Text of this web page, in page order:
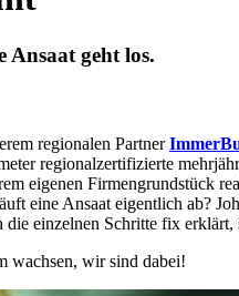
Ansaat geht los.
regionalen Partner
regionalzertifizierte
eigenen Firmengrundstück
eine Ansaat eigentlich ab?
einzelnen Schritte fix erklärt,
wachsen, wir sind dabei!